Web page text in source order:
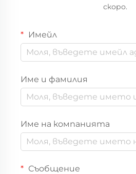
скоро.
Имейл
Име и фамилия
Име на компанията
Съобщение